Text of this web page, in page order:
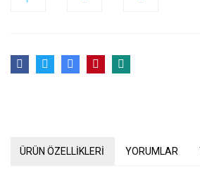
ÜRÜN ÖZELLİKLERİ YORUMLAR